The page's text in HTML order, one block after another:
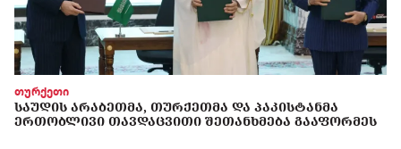
თურქეთი
ᲡᲐᲣᲓᲘᲡ ᲐᲠᲐᲑᲔᲗᲛᲐ, ᲗᲣᲠᲥᲔᲗᲛᲐ ᲓᲐ ᲞᲐᲙᲘᲡᲢᲐᲜᲛᲐ
ᲔᲠᲗᲝᲑᲚᲘᲕᲘ ᲗᲐᲕᲓᲐᲪᲕᲘᲗᲘ ᲨᲔᲗᲐᲜᲮᲛᲔᲑᲐ ᲒᲐᲐᲤᲝᲠᲛᲔᲡ